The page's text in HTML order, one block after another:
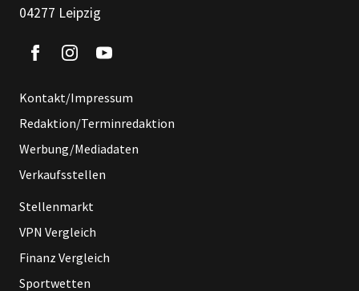
04277 Leipzig
Kontakt/Impressum
Redaktion/Terminredaktion
Werbung/Mediadaten
Verkaufsstellen
Stellenmarkt
VPN Vergleich
Finanz Vergleich
Sportwetten